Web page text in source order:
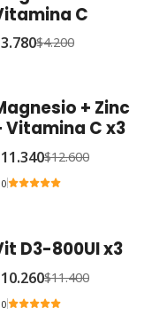
C
$4.200
+ Zinc
Vitamina C x3
$12.600
D3-800UI x3
$11.400